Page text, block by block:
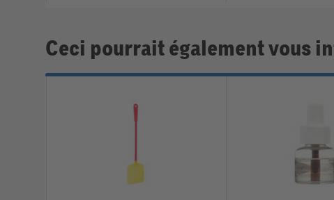
Ceci pourrait également vous